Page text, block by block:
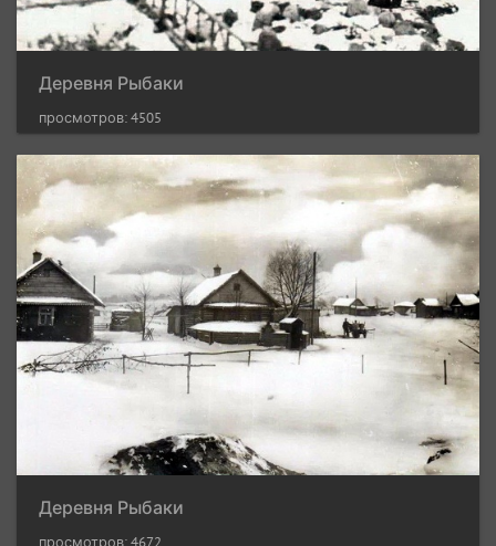
Деревня Рыбаки
просмотров: 4505
Деревня Рыбаки
просмотров: 4672